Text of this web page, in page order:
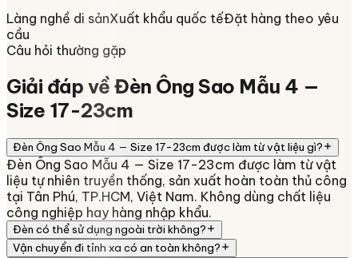
Làng nghề di sảnXuất khẩu quốc tếĐặt hàng theo yêu
cầu
Câu hỏi thường gặp
Giải đáp vềĐèn Ông Sao Mẫu 4 —
Size 17-23cm
Đèn Ông Sao Mẫu 4 — Size 17-23cm được làm từ vật liệu gì?
Đèn Ông Sao Mẫu 4 — Size 17-23cm được làm từ vật
liệu tự nhiên truyền thống, sản xuất hoàn toàn thủ công
tại Tân Phú, TP.HCM, Việt Nam. Không dùng chất liệu
công nghiệp hay hàng nhập khẩu.
Đèn có thể sử dụng ngoài trời không?
Vận chuyển đi tỉnh xa có an toàn không?